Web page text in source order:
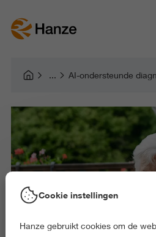
AI-ondersteunde
Cookie instellingen
Hanze gebruikt cookies om de